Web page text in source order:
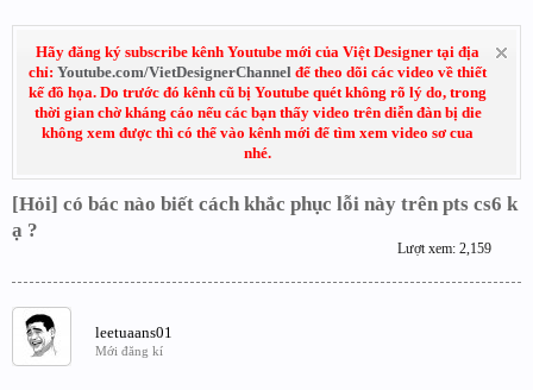
Hãy đăng ký subscribe kênh Youtube mới của Việt Designer tại địa
chỉ: Youtube.com/VietDesignerChannel để theo dõi các video về thiết
kế đồ họa. Do trước đó kênh cũ bị Youtube quét không rõ lý do, trong
thời gian chờ kháng cáo nếu các bạn thấy video trên diễn đàn bị die
không xem được thì có thể vào kênh mới để tìm xem video sơ cua
nhé.
[Hỏi] có bác nào biết cách khắc phục lỗi này trên pts cs6 k
ạ ?
Lượt xem: 2,159
leetuaans01
Mới đăng kí